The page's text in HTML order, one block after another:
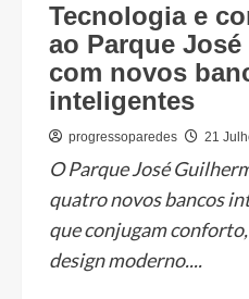
Tecnologia e
ao Parque
com novos
inteligentes
progressoparedes 21
O Parque José
quatro novos bancos
que conjugam
design moderno....